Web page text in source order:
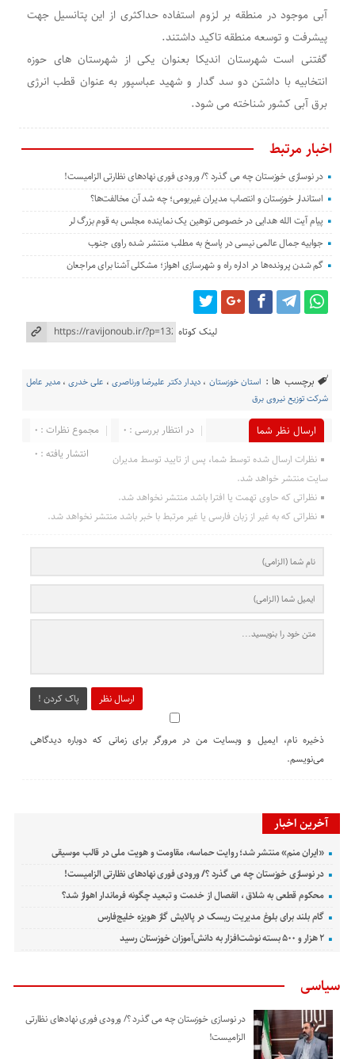
آبی موجود در منطقه بر لزوم استفاده حداکثری از این پتانسیل جهت
پیشرفت و توسعه منطقه تاکید داشتند.
گفتنی است شهرستان اندیکا بعنوان یکی از شهرستان های حوزه
انتخابیه با داشتن دو سد گدار و شهید عباسپور به عنوان قطب انرژی
برق آبی کشور شناخته می شود.
اخبار مرتبط
در نوسازی خوزستان چه می گذرد ؟/ ورودی فوری نهادهای نظارتی الزامیست!
استاندار خوزستان و انتصاب مدیران غیربومی؛ چه شد آن مخالفت‌ها؟
پیام آیت الله هدایی در خصوص توهین یک نماینده مجلس به قوم بزرگ لر
جوابیه جمال عالمی نیسی در پاسخ به مطلب منتشر شده راوی جنوب
گم شدن پرونده‌ها در اداره راه و شهرسازی اهواز؛ مشکلی آشنا برای مراجعان
لینک کوتاه
برچسب ها : استان خوزستان ، دیدار دکتر علیرضا ورناصری، علی خدری،مدیر عامل
شرکت توزیع نیروی برق
ارسال نظر شما مجموع نظرات : 0
در انتظار بررسی : 0
انتشار یافته : 0
نظرات ارسال شده توسط شما، پس از تایید توسط مدیران
سایت منتشر خواهد شد.
نظراتی که حاوی تهمت یا افترا باشد منتشر نخواهد شد.
نظراتی که به غیر از زبان فارسی یا غیر مرتبط با خبر باشد منتشر نخواهد شد.
ارسال نظر پاک کردن !
ذخیره نام، ایمیل و وبسایت من در مرورگر برای زمانی که دوباره دیدگاهی
می‌نویسم.
آخرین اخبار
«ایران منم» منتشر شد؛ روایت حماسه، مقاومت و هویت ملی در قالب موسیقی
در نوسازی خوزستان چه می گذرد ؟/ ورودی فوری نهادهای نظارتی الزامیست!
محکوم قطعی به شلاق ، انفصال از خدمت و تبعید چگونه فرماندار اهواز شد؟
گام بلند برای بلوغ مدیریت ریسک در پالایش گاز هویزه خلیج‌فارس
۲ هزار و ۵۰۰ بسته نوشت‌افزار به دانش‌آموزان خوزستان رسید
سیاسی
در نوسازی خوزستان چه می گذرد ؟/ ورودی فوری نهادهای نظارتی
الزامیست!